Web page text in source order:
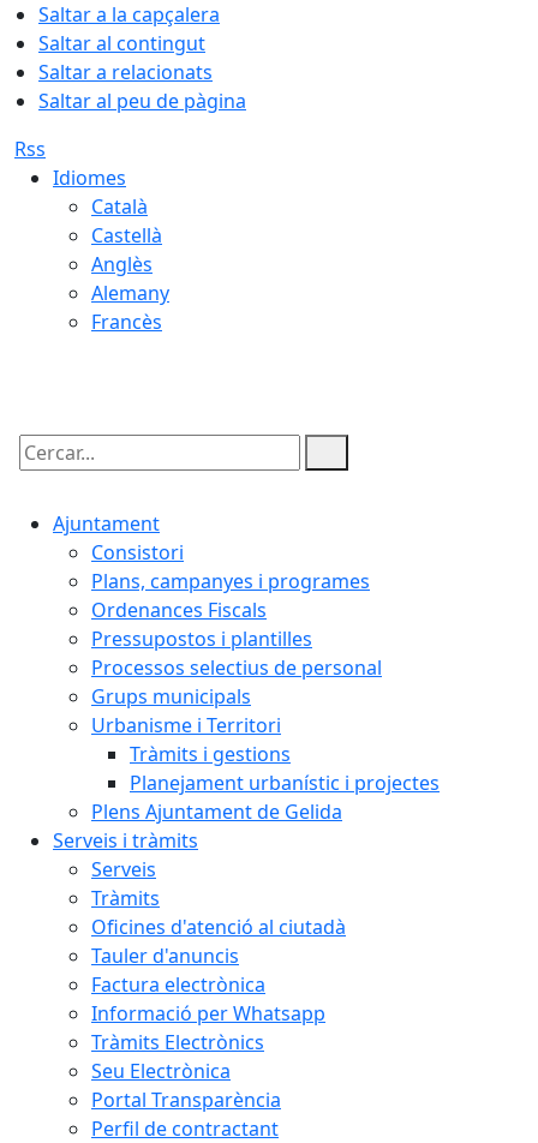
Saltar a la capçalera
Saltar al contingut
Saltar a relacionats
Saltar al peu de pàgina
Rss
Idiomes
Català
Castellà
Anglès
Alemany
Francès
Cercar:
Ajuntament
Consistori
Plans, campanyes i programes
Ordenances Fiscals
Pressupostos i plantilles
Processos selectius de personal
Grups municipals
Urbanisme i Territori
Tràmits i gestions
Planejament urbanístic i projectes
Plens Ajuntament de Gelida
Serveis i tràmits
Serveis
Tràmits
Oficines d'atenció al ciutadà
Tauler d'anuncis
Factura electrònica
Informació per Whatsapp
Tràmits Electrònics
Seu Electrònica
Portal Transparència
Perfil de contractant